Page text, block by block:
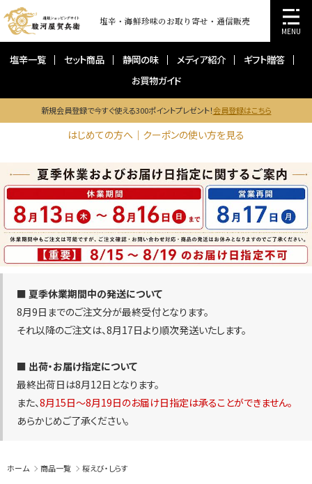
塩辛・海鮮珍味のお取り寄せ・通信販売
塩辛一覧 セット商品 静岡の味 メディア紹介
ギフト贈答
お買物ガイド
新規会員登録で今すぐ使える300ポイントプレゼント！会員登録はこちら
はじめての方へ｜クーポンの使い方を見る
■ 夏季休業期間中の発送について
8月9日までのご注文分が最終受付となります。
それ以降のご注文は、8月17日より順次発送いたします。
■ 出荷・お届け指定について
最終出荷日は8月12日となります。
また、8月15日〜8月19日のお届け日指定は承ることができません。
あらかじめご了承ください。
ホーム 商品一覧 桜えび・しらす
MENU